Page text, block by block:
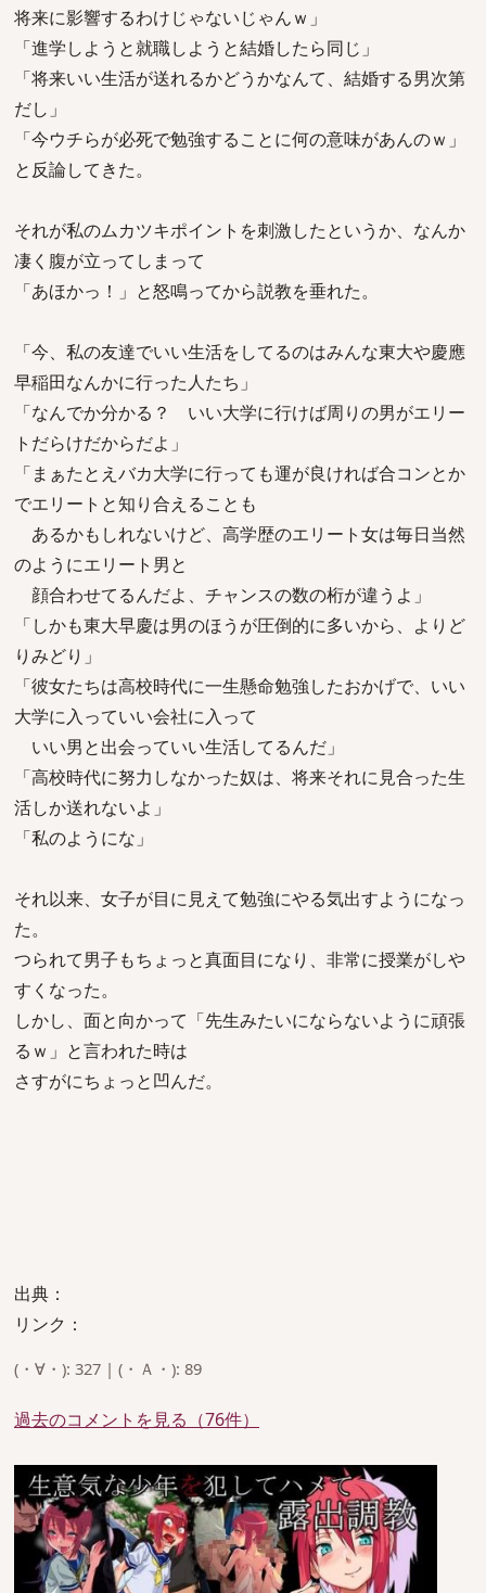
将来に影響するわけじゃないじゃんｗ」
「進学しようと就職しようと結婚したら同じ」
「将来いい生活が送れるかどうかなんて、結婚する男次第
だし」
「今ウチらが必死で勉強することに何の意味があんのｗ」
と反論してきた。
それが私のムカツキポイントを刺激したというか、なんか
凄く腹が立ってしまって
「あほかっ！」と怒鳴ってから説教を垂れた。
「今、私の友達でいい生活をしてるのはみんな東大や慶應
早稲田なんかに行った人たち」
「なんでか分かる？ いい大学に行けば周りの男がエリー
トだらけだからだよ」
「まぁたとえバカ大学に行っても運が良ければ合コンとか
でエリートと知り合えることも
あるかもしれないけど、高学歴のエリート女は毎日当然
のようにエリート男と
顔合わせてるんだよ、チャンスの数の桁が違うよ」
「しかも東大早慶は男のほうが圧倒的に多いから、よりど
りみどり」
「彼女たちは高校時代に一生懸命勉強したおかげで、いい
大学に入っていい会社に入って
いい男と出会っていい生活してるんだ」
「高校時代に努力しなかった奴は、将来それに見合った生
活しか送れないよ」
「私のようにな」
それ以来、女子が目に見えて勉強にやる気出すようになっ
た。
つられて男子もちょっと真面目になり、非常に授業がしや
すくなった。
しかし、面と向かって「先生みたいにならないように頑張
るｗ」と言われた時は
さすがにちょっと凹んだ。
出典：
リンク：
(・∀・): 327 | (・Ａ・): 89
過去のコメントを見る（76件）